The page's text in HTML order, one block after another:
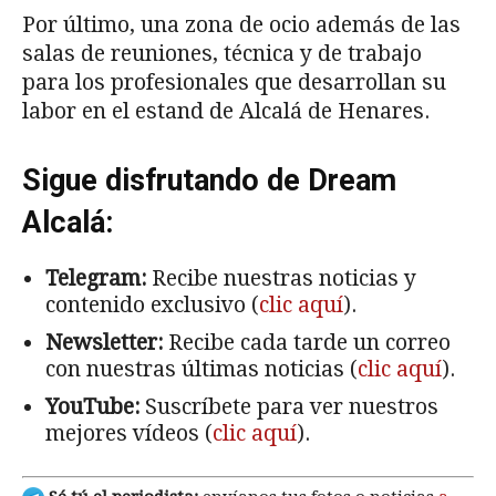
Por último, una zona de ocio además de las
salas de reuniones, técnica y de trabajo
para los profesionales que desarrollan su
labor en el estand de Alcalá de Henares.
Sigue disfrutando de Dream
Alcalá:
Telegram: Recibe nuestras noticias y
contenido exclusivo (clic aquí).
Newsletter: Recibe cada tarde un correo
con nuestras últimas noticias (clic aquí).
YouTube: Suscríbete para ver nuestros
mejores vídeos (clic aquí).